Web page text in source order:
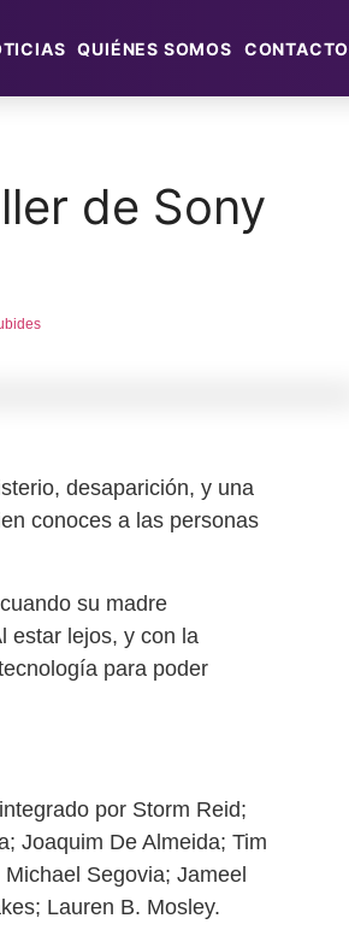
QUIÉNES SOMOS CONTACTO
de Sony
desaparición, y una
conoces a las personas
su madre
estar lejos, y con la
para poder
por Storm Reid;
Joaquim De Almeida; Tim
Segovia; Jameel
Lauren B. Mosley.